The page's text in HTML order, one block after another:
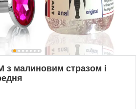
з малиновим стразом і